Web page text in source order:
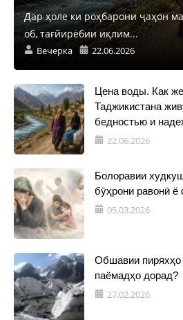
Дар ҳоле ки роҳбарони ҷаҳон
об, тағйирёбии иқлим...
Вечерка 22.06.2026
Цена воды. Как
Таджикистана
бедностью и
22.06.2026
Болоравии
бӯҳрони равонӣ
05.03.2026
Обшавии пиряхҳо
паёмадҳо дорад?
27.02.2026